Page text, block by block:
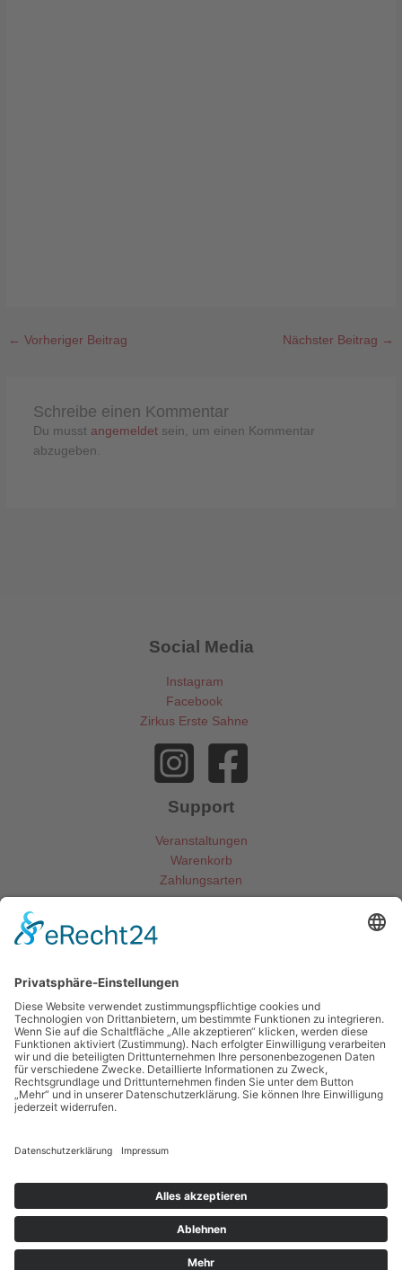
← Vorheriger Beitrag Nächster Beitrag →
Schreibe einen Kommentar
Du musst angemeldetsein, um einen Kommentar
abzugeben.
Social Media
Instagram
Facebook
Zirkus Erste Sahne
Support
Veranstaltungen
Warenkorb
Zahlungsarten
Gemeinde Mainhausen
Rheinstraße 3
63533 Mainhausen
06182 8900 -79 o. -85
jugend@mainhausen.de
Datenschutzerklärung
Teilnahmebedingungen
Kontakt
Copyright © 2017-2026 Gemeinde Mainhausen | Made with ❤️ in